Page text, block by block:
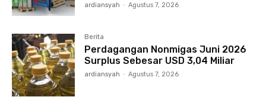
ardiansyah - Agustus 7, 2026
Berita
Perdagangan Nonmigas Juni 2026
Surplus Sebesar USD 3,04 Miliar
ardiansyah - Agustus 7, 2026